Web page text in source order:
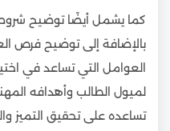
كما يشمل أيضًا توضيح شروط
بالإضافة إلى توضيح فرص
العوامل التي تساعد في
لميول الطالب وأهدافه
تساعده على تحقيق التميز